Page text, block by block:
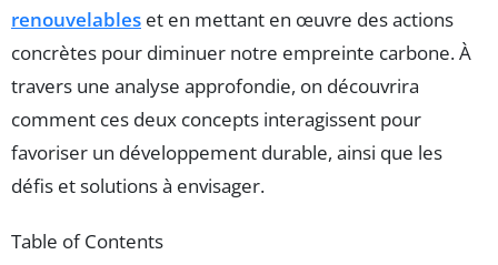
renouvelables et en mettant en œuvre des actions
concrètes pour diminuer notre empreinte carbone. À
travers une analyse approfondie, on découvrira
comment ces deux concepts interagissent pour
favoriser un développement durable, ainsi que les
défis et solutions à envisager.
Table of Contents